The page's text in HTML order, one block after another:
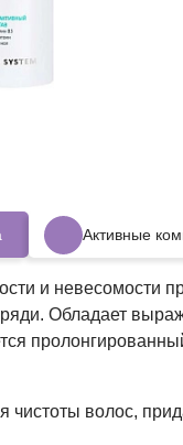
Активные
и невесомости
Обладает
чистоты волос,